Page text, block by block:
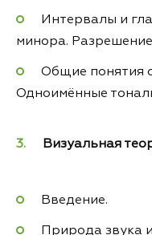
Интервалы и
минора.
Общие понятия
Одноимённые
Визуальная
Введение.
Природа звука